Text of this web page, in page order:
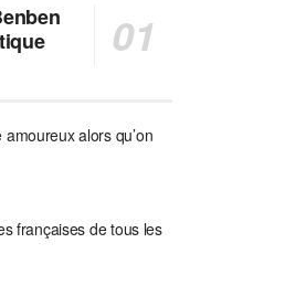
alors qu’on
françaises de tous les